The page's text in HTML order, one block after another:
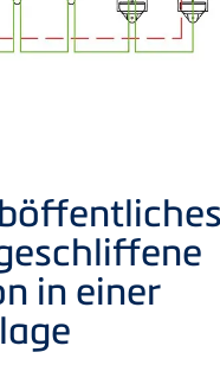
in einer